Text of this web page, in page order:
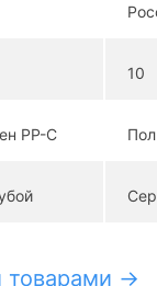
PP-C
10
товарами →